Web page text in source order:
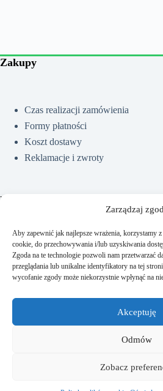
Zarządzaj
Aby zapewnić jak najlepsze wrażenia, korzystamy
cookie, do przechowywania i/lub uzyskiwania
Zgoda na te technologie pozwoli nam przetwarzać
przeglądania lub unikalne identyfikatory na tej
wycofanie zgody może niekorzystnie wpłynąć na
Akceptuję
Odmów
Zobacz
Zakupy
Czas realizacji zamówienia
Formy płatności
Koszt dostawy
Reklamacje i zwroty
Pomoc
Jak kupować?
Częste pytania
Polityka prywatności